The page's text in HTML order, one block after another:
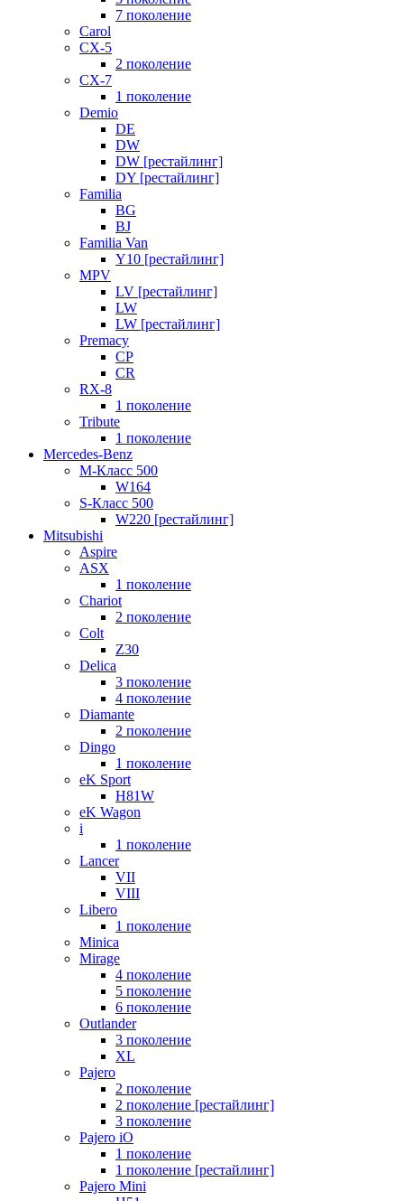
7 поколение
Carol
CX-5
2 поколение
CX-7
1 поколение
Demio
DE
DW
DW [рестайлинг]
DY [рестайлинг]
Familia
BG
BJ
Familia Van
Y10 [рестайлинг]
MPV
LV [рестайлинг]
LW
LW [рестайлинг]
Premacy
CP
CR
RX-8
1 поколение
Tribute
1 поколение
Mercedes-Benz
M-Класс 500
W164
S-Класс 500
W220 [рестайлинг]
Mitsubishi
Aspire
ASX
1 поколение
Chariot
2 поколение
Colt
Z30
Delica
3 поколение
4 поколение
Diamante
2 поколение
Dingo
1 поколение
eK Sport
H81W
eK Wagon
i
1 поколение
Lancer
VII
VIII
Libero
1 поколение
Minica
Mirage
4 поколение
5 поколение
6 поколение
Outlander
3 поколение
XL
Pajero
2 поколение
2 поколение [рестайлинг]
3 поколение
Pajero iO
1 поколение
1 поколение [рестайлинг]
Pajero Mini